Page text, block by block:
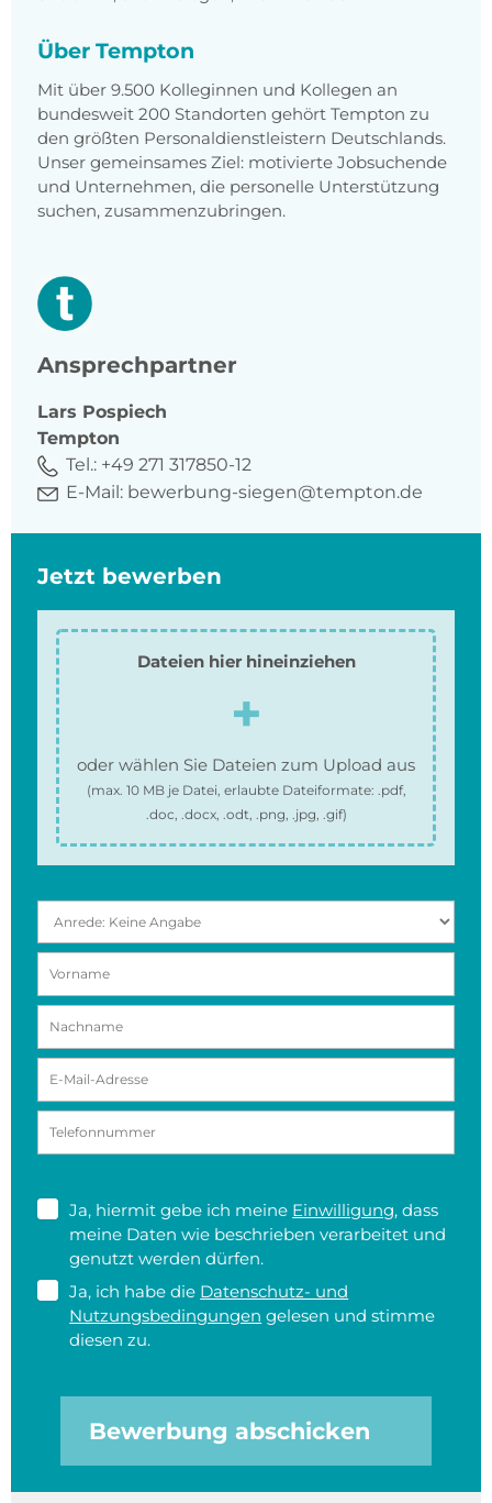
Über Tempton
Mit über 9.500 Kolleginnen und Kollegen an
bundesweit 200 Standorten gehört Tempton zu
den größten Personaldienstleistern Deutschlands.
Unser gemeinsames Ziel: motivierte Jobsuchende
und Unternehmen, die personelle Unterstützung
suchen, zusammenzubringen.
Ansprechpartner
Lars Pospiech
Tempton
Tel.: +49 271 317850-12
E-Mail: bewerbung-siegen@tempton.de
Jetzt bewerben
Dateien hier hineinziehen
oder wählen Sie Dateien zum Upload aus
(max. 10 MBje Datei, erlaubte Dateiformate: .pdf,
.doc, .docx, .odt, .png, .jpg, .gif)
Ja, hiermit gebe ich meine Einwilligung, dass
meine Daten wie beschrieben verarbeitet und
genutzt werden dürfen.
Ja, ich habe die Datenschutz- und
Nutzungsbedingungen gelesen und stimme
diesen zu.
Bewerbung abschicken